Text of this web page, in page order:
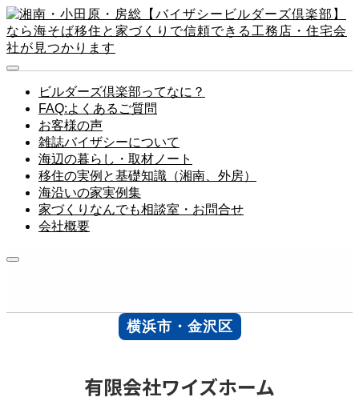
ビルダーズ倶楽部ってなに？
FAQ:よくあるご質問
お客様の声
雑誌バイザシーについて
海辺の暮らし・取材ノート
移住の実例と基礎知識（湘南、外房）
海沿いの家実例集
家づくりなんでも相談室・お問合せ
会社概要
横浜市・金沢区
有限会社ワイズホーム